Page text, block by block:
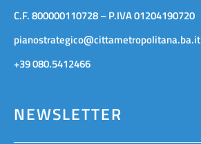
C.F. 800000110728 – P.IVA 01204190720
pianostrategico@cittametropolitana.ba.it
+39 080.5412466
NEWSLETTER